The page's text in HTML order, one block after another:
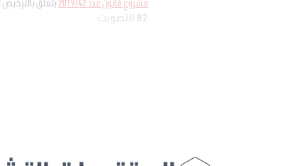
مشروع قانون عدد 2019/42
يتعلق
82 التصويت